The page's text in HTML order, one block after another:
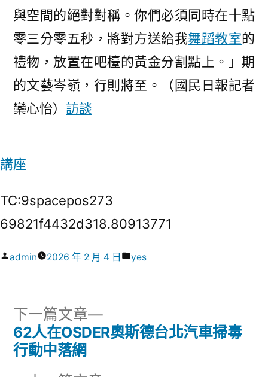
與空間的絕對對稱。你們必須同時在十點
零三分零五秒，將對方送給我舞蹈教室的
禮物，放置在吧檯的黃金分割點上。」期
的文藝岑嶺，行則將至。（國民日報記者
欒心怡） 訪談
講座
TC:9spacepos273
69821f4432d318.80913771
作
admin 2026 年 2 月 4 日
分
yes
文
下一篇文章
下
一
62人在OSDER奧斯德台北汽車掃毒
行動中落網